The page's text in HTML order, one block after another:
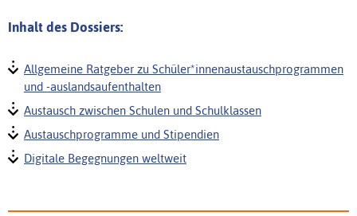
Inhalt des Dossiers:
Allgemeine Ratgeber zu Schüler*innenaustauschprogrammen
und -auslandsaufenthalten
Austausch zwischen Schulen und Schulklassen
Austauschprogramme und Stipendien
Digitale Begegnungen weltweit